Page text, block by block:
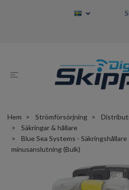
Hem Strömförsörjning
Säkringar & hållare
Blue Sea Systems -
minusanslutning (Bulk)